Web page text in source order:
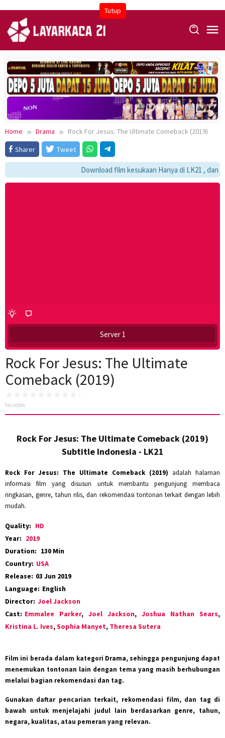
Tutup
content
Home Drama
Rock For Jesus: The Ultimate Comeback (2019)
Sharer
Tweet
Download film kesukaan Hanya di LK21 , dan
Server 1
Rock For Jesus: The Ultimate
Comeback (2019)
No votes
Rock For Jesus: The Ultimate Comeback (2019)
Subtitle Indonesia - LK21
Rock For Jesus: The Ultimate Comeback (2019) adalah halaman
informasi film yang disusun untuk membantu pengunjung membaca
ringkasan, genre, tahun rilis, dan rekomendasi tontonan terkait dengan lebih
mudah.
Quality: HD
Year: 2019
Duration: 130 Min
Country: USA
Release: 03 Jun 2019
Language: English
Director: Joel Jackson
Cast: Emmalee Parker, Joel Jackson, Joshua Nathan Sears,
Kristina L. Ives,Sophia Manyet, Theresa Sutera
Film ini berada dalam kategori Drama, sehingga pengunjung dapat
menemukan tontonan lain dengan tema yang masih berhubungan
melalui bagian rekomendasi dan tag.
Gunakan daftar pencarian terkait, rekomendasi film, dan tag di
bawah untuk menjelajahi judul lain berdasarkan genre, tahun,
negara, kualitas, atau pemeran yang relevan.